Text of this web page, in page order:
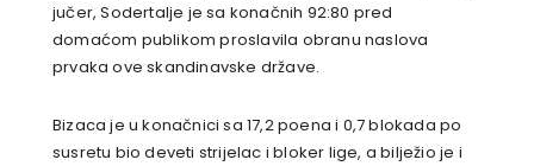
jučer, Sodertalje je sa konačnih 92:80 pred
domaćom publikom proslavila obranu naslova
prvaka ove skandinavske države.
Bizaca je u konačnici sa 17,2 poena i 0,7 blokada po
susretu bio deveti strijelac i bloker lige, a bilježio je i